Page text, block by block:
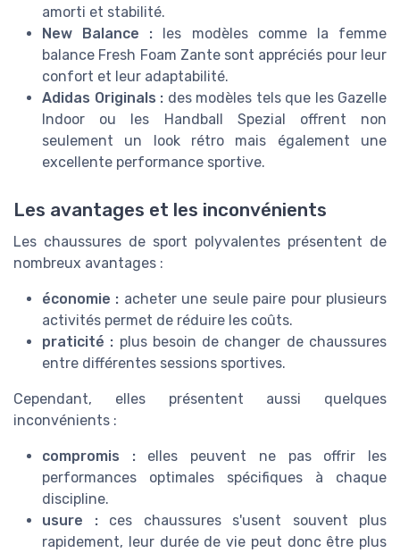
amorti et stabilité.
New Balance : les modèles comme la femme
balance Fresh Foam Zante sont appréciés pour leur
confort et leur adaptabilité.
Adidas Originals : des modèles tels que les Gazelle
Indoor ou les Handball Spezial offrent non
seulement un look rétro mais également une
excellente performance sportive.
Les avantages et les inconvénients
Les chaussures de sport polyvalentes présentent de
nombreux avantages :
économie : acheter une seule paire pour plusieurs
activités permet de réduire les coûts.
praticité : plus besoin de changer de chaussures
entre différentes sessions sportives.
Cependant, elles présentent aussi quelques
inconvénients :
compromis :elles peuvent ne pas offrir les
performances optimales spécifiques à chaque
discipline.
usure :ces chaussures s'usent souvent plus
rapidement, leur durée de vie peut donc être plus